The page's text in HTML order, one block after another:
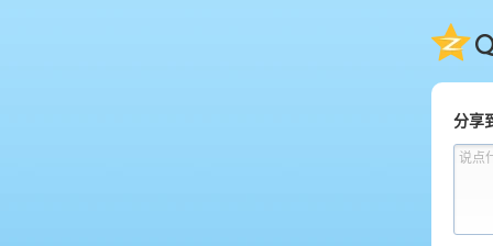
QQ
分享
说点